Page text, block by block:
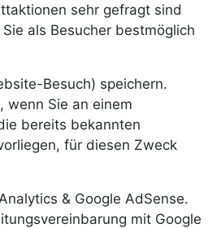
sehr gefragt sind
als Besucher bestmöglich
Besuch) speichern.
wenn Sie an einem
bereits bekannten
für diesen Zweck
& Google AdSense.
mit Google